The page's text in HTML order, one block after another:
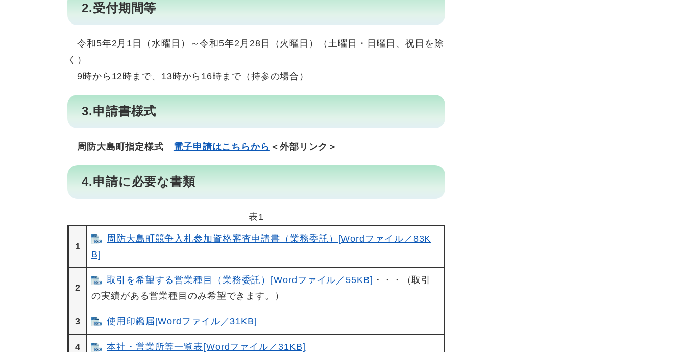
2.受付期間等
令和5年2月1日（水曜日）～令和5年2月28日（火曜日）（土曜日・日曜日、祝日を除
く）
9時から12時まで、13時から16時まで（持参の場合）
3.申請書様式
周防大島町指定様式 電子申請はこちらから ＜外部リンク＞
4.申請に必要な書類
表1
1
周防大島町競争入札参加資格審査申請書（業務委託）[Wordファイル／83K
B]
2
取引を希望する営業種目（業務委託）[Wordファイル／55KB] ・・・（取引
の実績がある営業種目のみ希望できます。）
3 使用印鑑届[Wordファイル／31KB]
4 本社・営業所等一覧表[Wordファイル／31KB]